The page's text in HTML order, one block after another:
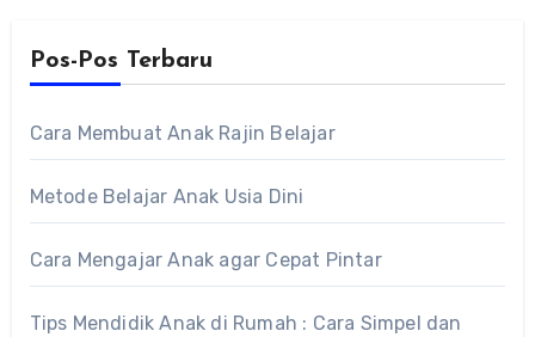
Pos-Pos Terbaru
Cara Membuat Anak Rajin Belajar
Metode Belajar Anak Usia Dini
Cara Mengajar Anak agar Cepat Pintar
Tips Mendidik Anak di Rumah : Cara Simpel dan